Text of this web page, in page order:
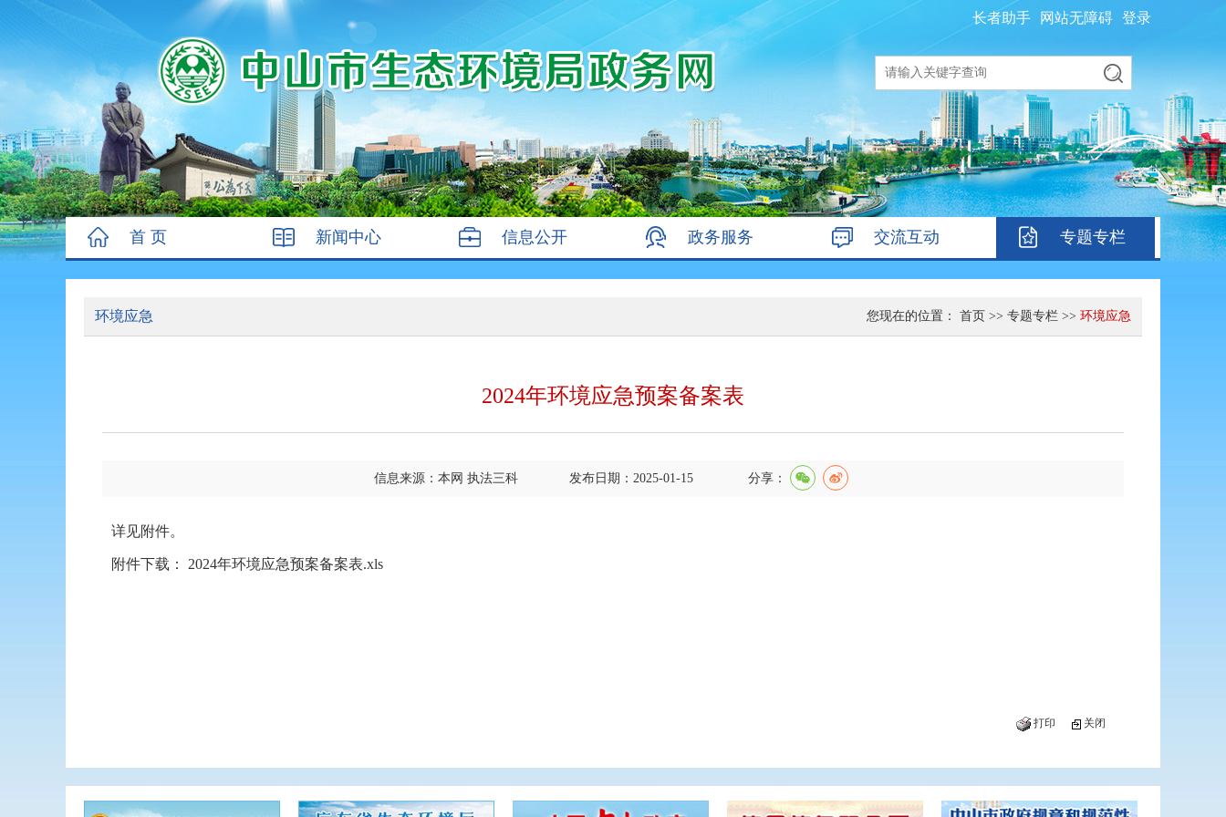
登录
网站无障碍
长者助手
首 页 新闻中心 信息公开 政务服务 交流互动 专题专栏
环境应急 您现在的位置： 首页 >> 专题专栏 >> 环境应急
2024年环境应急预案备案表
信息来源：本网 执法三科 发布日期：2025-01-15 分享：
详见附件。
附件下载： 2024年环境应急预案备案表.xls
打印 关闭